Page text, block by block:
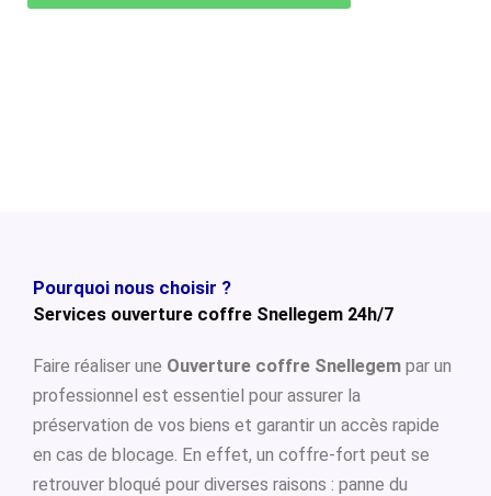
Pourquoi nous choisir ?
Services ouverture coffre Snellegem 24h/7
Faire réaliser une Ouverture coffre Snellegem par un
professionnel est essentiel pour assurer la
préservation de vos biens et garantir un accès rapide
en cas de blocage. En effet, un coffre-fort peut se
retrouver bloqué pour diverses raisons : panne du